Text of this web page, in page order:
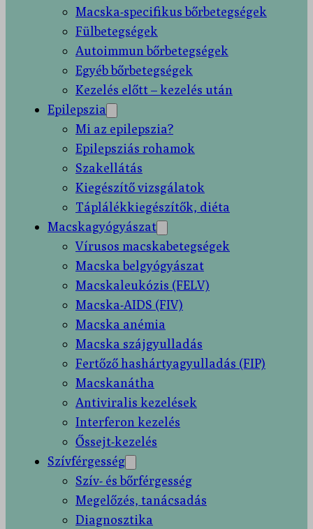
Macska-specifikus bőrbetegségek
Fülbetegségek
Autoimmun bőrbetegségek
Egyéb bőrbetegségek
Kezelés előtt – kezelés után
Epilepszia
Mi az epilepszia?
Epilepsziás rohamok
Szakellátás
Kiegészítő vizsgálatok
Táplálékkiegészítők, diéta
Macskagyógyászat
Vírusos macskabetegségek
Macska belgyógyászat
Macskaleukózis (FELV)
Macska-AIDS (FIV)
Macska anémia
Macska szájgyulladás
Fertőző hashártyagyulladás (FIP)
Macskanátha
Antiviralis kezelések
Interferon kezelés
Őssejt-kezelés
Szívférgesség
Szív- és bőrférgesség
Megelőzés, tanácsadás
Diagnosztika